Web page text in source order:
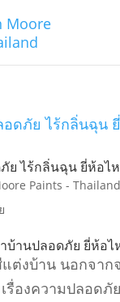
ย ไร้กลิ่นฉุน ยี่ห้อไ
Paints - Thailand
บ้านปลอดภัย ยี่ห้อไ
ต่งบ้าน นอกจาก
รื่องความปลอด